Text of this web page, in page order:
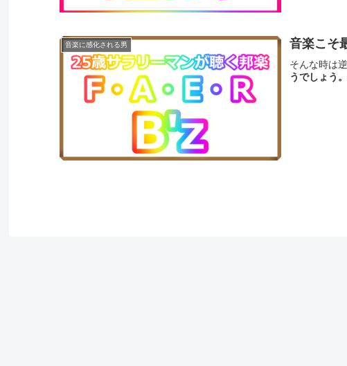
音楽に感化される男 音楽こそ
そんな時は
うでしょう。